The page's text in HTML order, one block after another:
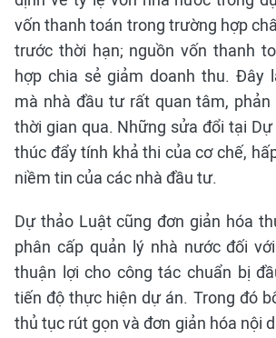
vốn thanh toán trong trường hợp
trước thời hạn; nguồn vốn thanh
hợp chia sẻ giảm doanh thu. Đây
mà nhà đầu tư rất quan tâm, phản
thời gian qua. Những sửa đổi tại
thúc đẩy tính khả thi của cơ chế,
niềm tin của các nhà đầu tư.
Dự thảo Luật cũng đơn giản hóa
phân cấp quản lý nhà nước đối
thuận lợi cho công tác chuẩn bị
tiến độ thực hiện dự án. Trong đó
thủ tục rút gọn và đơn giản hóa nội